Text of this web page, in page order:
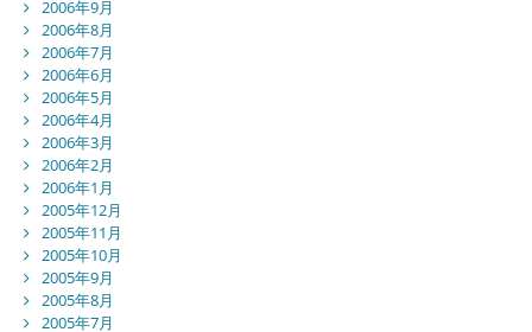
2006年9月
2006年8月
2006年7月
2006年6月
2006年5月
2006年4月
2006年3月
2006年2月
2006年1月
2005年12月
2005年11月
2005年10月
2005年9月
2005年8月
2005年7月